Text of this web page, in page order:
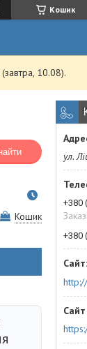
Кошик
10.08).
Кошик
ул.
+380
+380